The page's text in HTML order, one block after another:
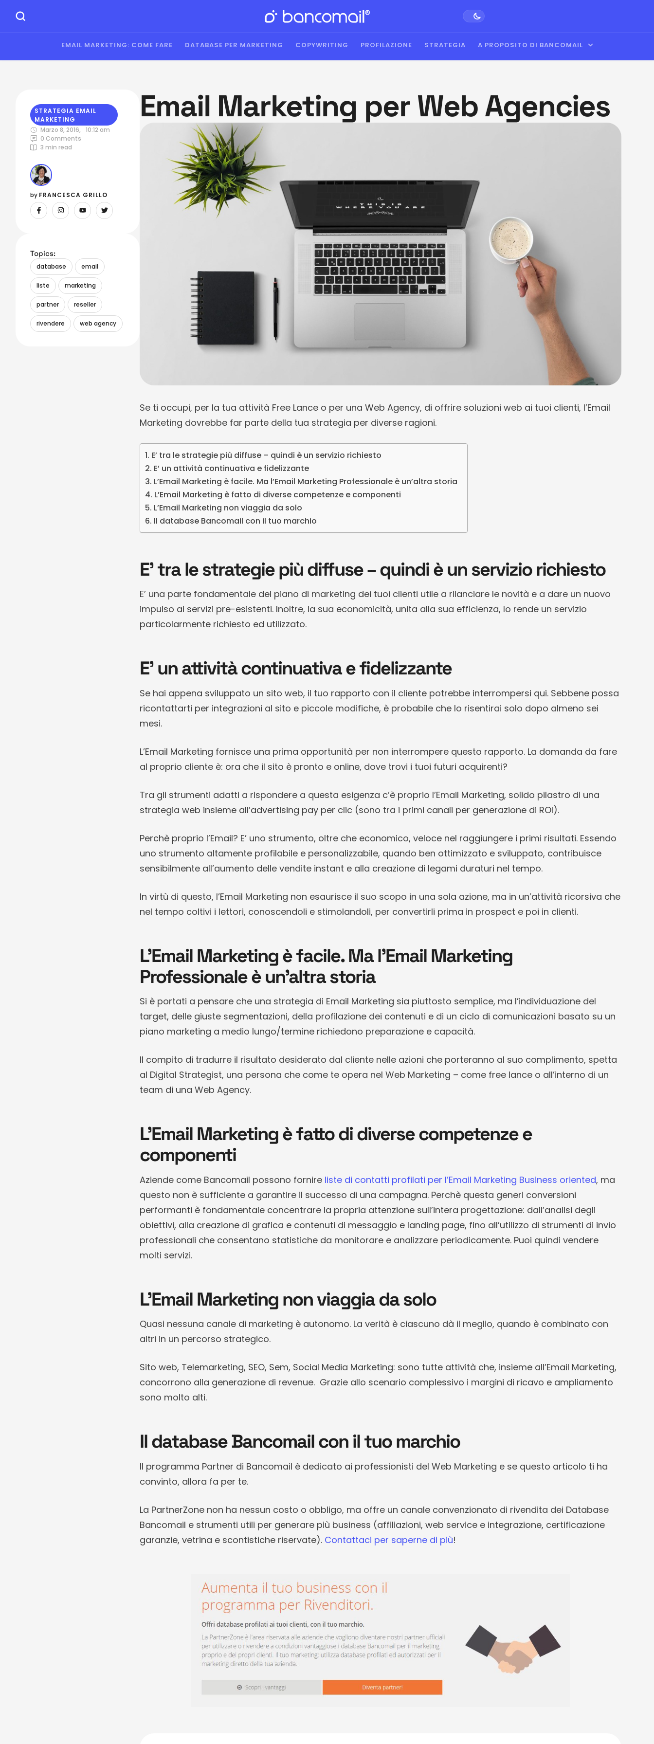
EMAIL MARKETING: COME FARE DATABASE PER MARKETING COPYWRITING PROFILAZIONE STRATEGIA A PROPOSITO DI BANCOMAIL
STRATEGIA EMAIL
MARKETING
Marzo 8, 2016,
10:12 am
0 Comments
3 min read
by FRANCESCA GRILLO
Topics:
database email
liste marketing
partner reseller
rivendere web agency
Email Marketing per Web Agencies
Se ti occupi, per la tua attività Free Lance o per una Web Agency, di offrire soluzioni web ai tuoi clienti, l’Email
Marketing dovrebbe far parte della tua strategia per diverse ragioni.
E’ tra le strategie più diffuse – quindi è un servizio richiesto
E’ un attività continuativa e fidelizzante
L’Email Marketing è facile. Ma l’Email Marketing Professionale è un’altra storia
L’Email Marketing è fatto di diverse competenze e componenti
L’Email Marketing non viaggia da solo
Il database Bancomail con il tuo marchio
E’ tra le strategie più diffuse – quindi è un servizio richiesto
E’ una parte fondamentale del piano di marketing dei tuoi clienti utile a rilanciare le novità e a dare un nuovo
impulso ai servizi pre-esistenti. Inoltre, la sua economicità, unita alla sua efficienza, lo rende un servizio
particolarmente richiesto ed utilizzato.
E’ un attività continuativa e fidelizzante
Se hai appena sviluppato un sito web, il tuo rapporto con il cliente potrebbe interrompersi qui. Sebbene possa
ricontattarti per integrazioni al sito e piccole modifiche, è probabile che lo risentirai solo dopo almeno sei
mesi.
L’Email Marketing fornisce una prima opportunità per non interrompere questo rapporto. La domanda da fare
al proprio cliente è: ora che il sito è pronto e online, dove trovi i tuoi futuri acquirenti?
Tra gli strumenti adatti a rispondere a questa esigenza c’è proprio l’Email Marketing, solido pilastro di una
strategia web insieme all’advertising pay per clic (sono tra i primi canali per generazione di ROI).
Perchè proprio l’Email? E’ uno strumento, oltre che economico, veloce nel raggiungere i primi risultati. Essendo
uno strumento altamente profilabile e personalizzabile, quando ben ottimizzato e sviluppato, contribuisce
sensibilmente all’aumento delle vendite instant e alla creazione di legami duraturi nel tempo.
In virtù di questo, l’Email Marketing non esaurisce il suo scopo in una sola azione, ma in un’attività ricorsiva che
nel tempo coltivi i lettori, conoscendoli e stimolandoli, per convertirli prima in prospect e poi in clienti.
L’Email Marketing è facile. Ma l’Email Marketing
Professionale è un’altra storia
Si è portati a pensare che una strategia di Email Marketing sia piuttosto semplice, ma l’individuazione del
target, delle giuste segmentazioni, della profilazione dei contenuti e di un ciclo di comunicazioni basato su un
piano marketing a medio lungo/termine richiedono preparazione e capacità.
Il compito di tradurre il risultato desiderato dal cliente nelle azioni che porteranno al suo complimento, spetta
al Digital Strategist, una persona che come te opera nel Web Marketing – come free lance o all’interno di un
team di una Web Agency.
L’Email Marketing è fatto di diverse competenze e
componenti
Aziende come Bancomail possono fornire liste di contatti profilati per l’Email Marketing Business oriented, ma
questo non è sufficiente a garantire il successo di una campagna. Perchè questa generi conversioni
performanti è fondamentale concentrare la propria attenzione sull’intera progettazione: dall’analisi degli
obiettivi, alla creazione di grafica e contenuti di messaggio e landing page, fino all’utilizzo di strumenti di invio
professionali che consentano statistiche da monitorare e analizzare periodicamente. Puoi quindi vendere
molti servizi.
L’Email Marketing non viaggia da solo
Quasi nessuna canale di marketing è autonomo. La verità è ciascuno dà il meglio, quando è combinato con
altri in un percorso strategico.
Sito web, Telemarketing, SEO, Sem, Social Media Marketing: sono tutte attività che, insieme all’Email Marketing,
concorrono alla generazione di revenue. Grazie allo scenario complessivo i margini di ricavo e ampliamento
sono molto alti.
Il database Bancomail con il tuo marchio
Il programma Partner di Bancomail è dedicato ai professionisti del Web Marketing e se questo articolo ti ha
convinto, allora fa per te.
La PartnerZone non ha nessun costo o obbligo, ma offre un canale convenzionato di rivendita dei Database
Bancomail e strumenti utili per generare più business (affiliazioni, web service e integrazione, certificazione
garanzie, vetrina e scontistiche riservate). Contattaci per saperne di più!